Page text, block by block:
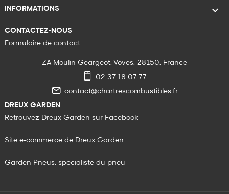
INFORMATIONS

CONTACTEZ-NOUS
Formulaire de contact
ZA Moulin Geargeot, Voves, 28150, France
02 37 18 07 77
contact@chartrescombustibles.fr
DREUX GARDEN
Retrouvez Dreux Garden sur Facebook
Site e-commerce de Dreux Garden
Garden Pneus, spécialiste du pneu